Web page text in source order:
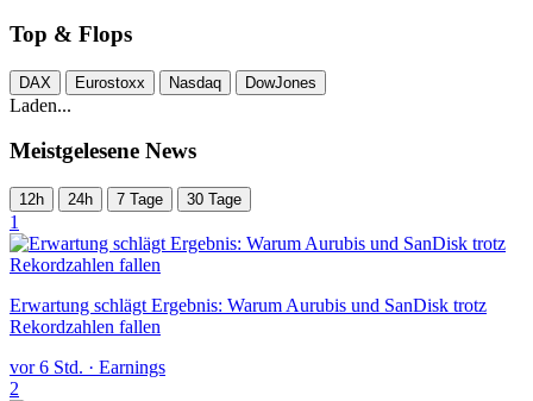
Top & Flops
DAX Eurostoxx Nasdaq DowJones
Laden...
Meistgelesene News
12h 24h 7 Tage 30 Tage
1
Erwartung schlägt Ergebnis: Warum Aurubis und SanDisk trotz
Rekordzahlen fallen
vor 6 Std. · Earnings
2